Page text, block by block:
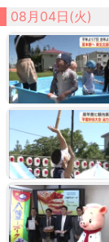
08月04日(火)